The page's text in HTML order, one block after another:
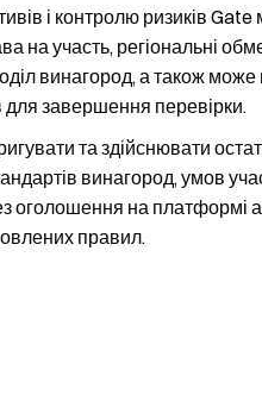
і контролю ризиків
на участь, регіональні
винагород, а також може
для завершення перевірки.
та здійснювати
винагород, умов
оголошення на платформі
правил.